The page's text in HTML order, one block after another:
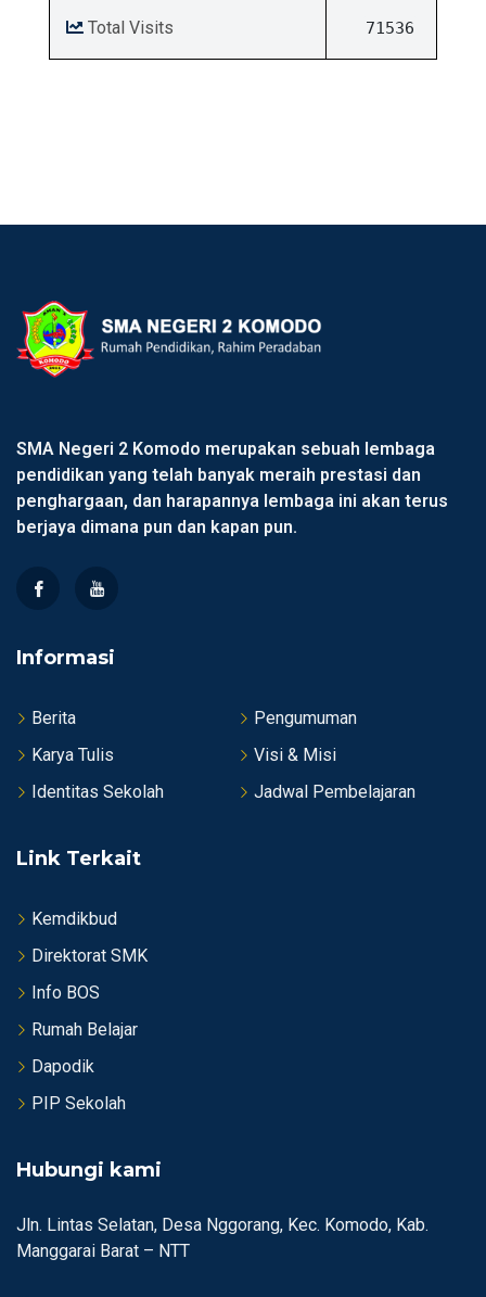
Total Visits 71536
SMA Negeri 2 Komodo merupakan sebuah lembaga
pendidikan yang telah banyak meraih prestasi dan
penghargaan, dan harapannya lembaga ini akan terus
berjaya dimana pun dan kapan pun.
Informasi
Berita
Pengumuman
Karya Tulis
Visi & Misi
Identitas Sekolah
Jadwal Pembelajaran
Link Terkait
Kemdikbud
Direktorat SMK
Info BOS
Rumah Belajar
Dapodik
PIP Sekolah
Hubungi kami
Jln. Lintas Selatan, Desa Nggorang, Kec. Komodo, Kab.
Manggarai Barat – NTT